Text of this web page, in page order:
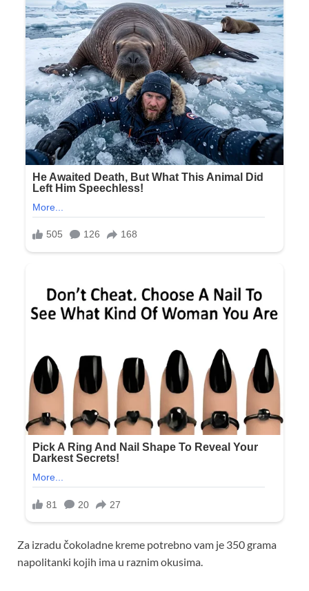
Za izradu čokoladne kreme potrebno vam je 350 grama
napolitanki kojih ima u raznim okusima.